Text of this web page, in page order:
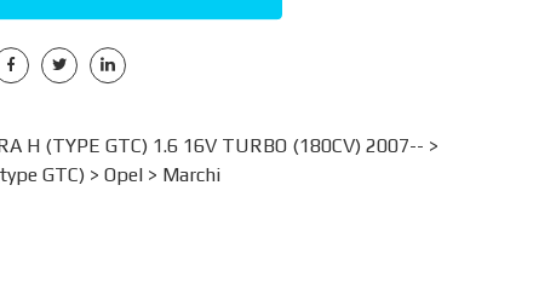
H (TYPE GTC) 1.6 16V TURBO (180CV) 2007-- >
GTC)> Opel> Marchi